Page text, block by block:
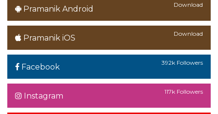
Pramanik Android Download
Pramanik iOS Download
Facebook 392k Followers
Instagram 117k Followers